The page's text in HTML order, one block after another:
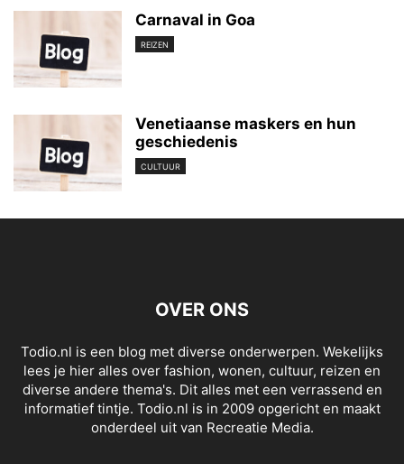
Carnaval in Goa
REIZEN
Venetiaanse maskers en hun
geschiedenis
CULTUUR
OVER ONS
Todio.nl is een blog met diverse onderwerpen. Wekelijks
lees je hier alles over fashion, wonen, cultuur, reizen en
diverse andere thema's. Dit alles met een verrassend en
informatief tintje. Todio.nl is in 2009 opgericht en maakt
onderdeel uit van Recreatie Media.